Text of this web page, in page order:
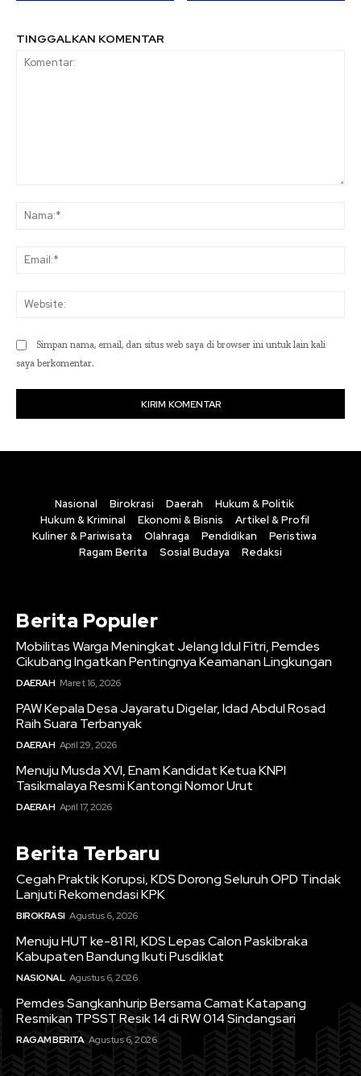
TINGGALKAN KOMENTAR
Simpan nama, email, dan situs web saya di browser ini untuk lain kali
saya berkomentar.
Nasional Birokrasi Daerah
Hukum & Politik
Hukum & Kriminal
Ekonomi & Bisnis
Artikel & Profil
Kuliner & Pariwisata
Olahraga Pendidikan
Peristiwa
Ragam Berita
Sosial Budaya Redaksi
Berita Populer
Mobilitas Warga Meningkat Jelang Idul Fitri, Pemdes
Cikubang Ingatkan Pentingnya Keamanan Lingkungan
DAERAH Maret 16, 2026
PAW Kepala Desa Jayaratu Digelar, Idad Abdul Rosad
Raih Suara Terbanyak
DAERAH April 29, 2026
Menuju Musda XVI, Enam Kandidat Ketua KNPI
Tasikmalaya Resmi Kantongi Nomor Urut
DAERAH April 17, 2026
Berita Terbaru
Cegah Praktik Korupsi, KDS Dorong Seluruh OPD Tindak
Lanjuti Rekomendasi KPK
BIROKRASI Agustus 6, 2026
Menuju HUT ke-81 RI, KDS Lepas Calon Paskibraka
Kabupaten Bandung Ikuti Pusdiklat
NASIONAL Agustus 6, 2026
Pemdes Sangkanhurip Bersama Camat Katapang
Resmikan TPSST Resik 14 di RW 014 Sindangsari
RAGAM BERITA Agustus 6, 2026